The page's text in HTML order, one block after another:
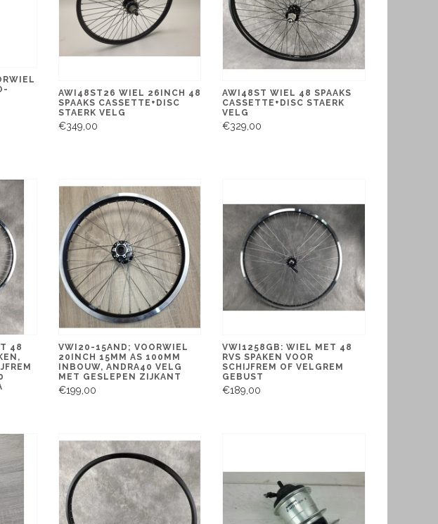
AWI48ST26 WIEL 26INCH 48
SPAAKS CASSETTE+DISC
STAERK VELG
€349,00
AWI48ST WIEL 48 SPAAKS
CASSETTE+DISC STAERK
VELG
€329,00
48
VWI20-15AND; VOORWIEL
20INCH 15MM AS 100MM
INBOUW, ANDRA40 VELG
MET GESLEPEN ZIJKANT
€199,00
VWI1258GB: WIEL MET 48
RVS SPAKEN VOOR
SCHIJFREM OF VELGREM
GEBUST
€189,00